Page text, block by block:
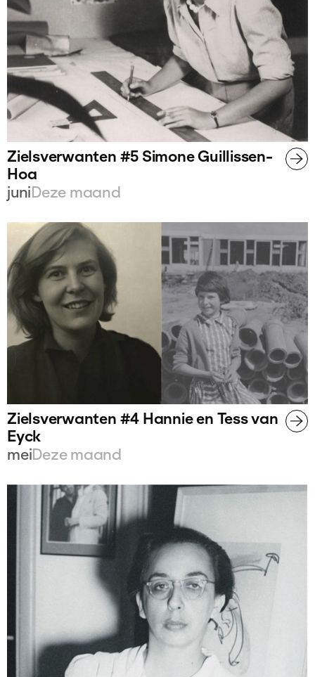
Zielsverwanten #5 Simone Guillissen-
Hoa
juniDeze maand
Zielsverwanten #4 Hannie en Tess van
Eyck
meiDeze maand